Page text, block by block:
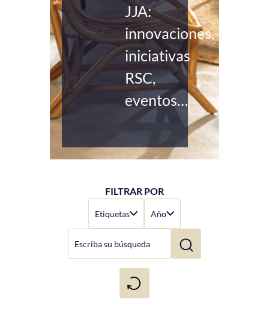
JJA:
innovaciones,
iniciativas
RSC,
eventos…
FILTRAR POR
Etiquetas Año